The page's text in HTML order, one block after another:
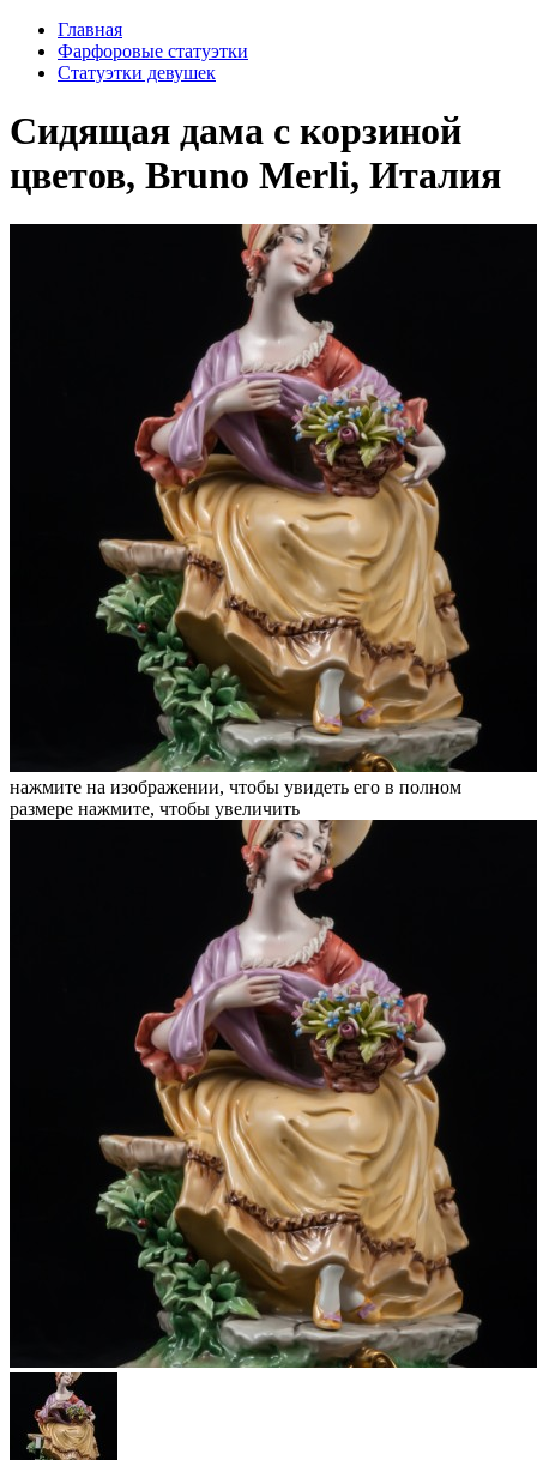
Главная
Фарфоровые статуэтки
Статуэтки девушек
Сидящая дама с корзиной
цветов, Bruno Merli, Италия
нажмите на изображении, чтобы увидеть его в полном
размере нажмите, чтобы увеличить